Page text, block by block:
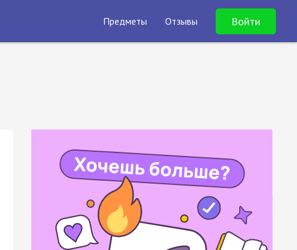
Предметы Отзывы Войти